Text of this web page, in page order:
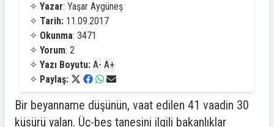
✧ Yazar: Yaşar Aygüneş
✧ Tarih: 11.09.2017
✧ Okunma: 3471
✧ Yorum: 2
✧ Yazı Boyutu: A- A+
✧ Paylaş:
Bir beyanname düşünün, vaat edilen 41 vaadin 30
küsürü yalan. Üç-beş tanesini ilgili bakanlıklar